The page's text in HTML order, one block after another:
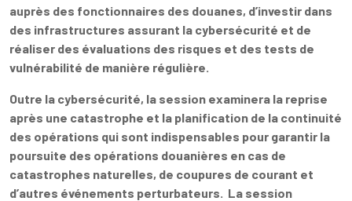
auprès des fonctionnaires des douanes, d’investir dans
des infrastructures assurant la cybersécurité et de
réaliser des évaluations des risques et des tests de
vulnérabilité de manière régulière.
Outre la cybersécurité, la session examinera la reprise
après une catastrophe et la planification de la continuité
des opérations qui sont indispensables pour garantir la
poursuite des opérations douanières en cas de
catastrophes naturelles, de coupures de courant et
d’autres événements perturbateurs. La session